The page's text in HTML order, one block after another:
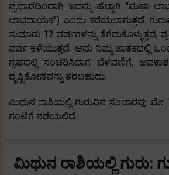
ಪ್ರಭಾವದಿಂದಾಗಿ ಇದನ್ನು ಹೆಚ್ಚಾಗಿ "ಮಹಾ
ಲಾಭದಾಯಕ") ಎಂದು ಕರೆಯಲಾಗುತ್ತದೆ.
ಸುಮಾರು 12 ವರ್ಷಗಳನ್ನು ತೆಗೆದುಕೊಳ್ಳುತ್ತದೆ,
ವರ್ಷ ಕಳೆಯುತ್ತದೆ. ಅದು ನಿಮ್ಮ ಜಾತಕದಲ್ಲಿ
ಗ್ರಹದಲ್ಲಿ ಸಂಚರಿಸಿದಾಗ ಬೆಳವಣಿಗೆ,
ದೃಷ್ಟಿಕೋನವನ್ನು ತರಬಹುದು.
ಮಿಥುನ ರಾಶಿಯಲ್ಲಿ ಗುರುವಿನ ಸಂಚಾರವು ಮೇ
ಗಂಟೆಗೆ ನಡೆಯಲಿದೆ.
ಮಿಥುನ ರಾಶಿಯಲ್ಲಿ ಗುರು: